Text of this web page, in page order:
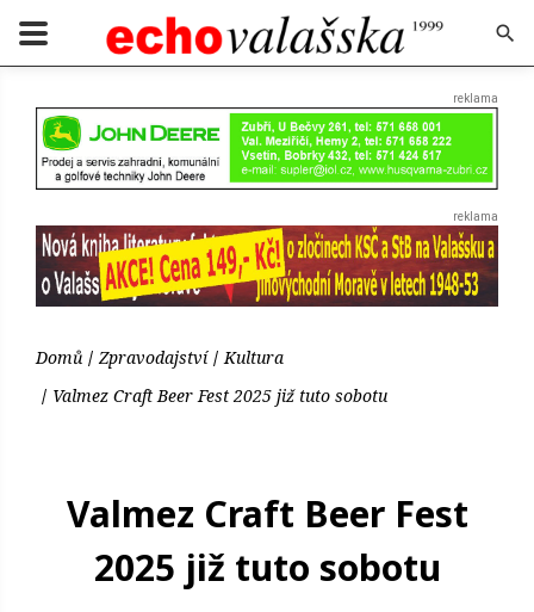
Domů Zpravodajství
Kultura
Valmez Craft Beer Fest 2025 již tuto sobotu
Valmez Craft Beer Fest
2025 již tuto sobotu